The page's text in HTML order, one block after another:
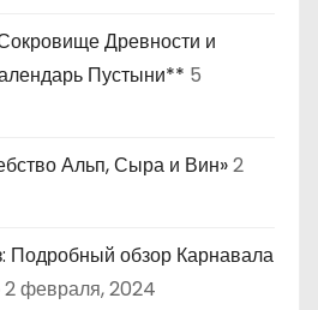
Древности и
Пустыни** 5
Альп, Сыра и Вин»2
Подробный обзор Карнавала
2 февраля, 2024